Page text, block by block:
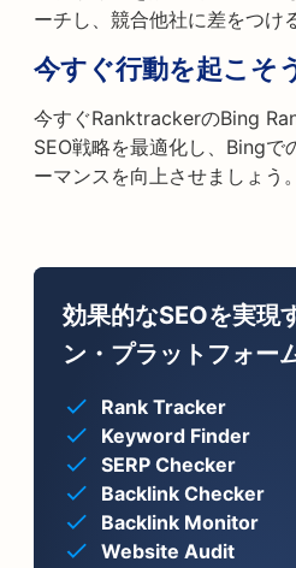
ーチし、競合他社に差をつけ
今すぐ行動を起こそ
今すぐRanktrackerのBing
SEO戦略を最適化し、Bingで
ーマンスを向上させましょう。
効果的なSEOを実現
ン・プラットフォー
Rank Tracker
Keyword Finder
SERP Checker
Backlink Checker
Backlink Monitor
Website Audit